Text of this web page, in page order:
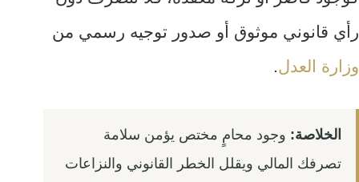
رأي قانوني موثوق أو صدور توجيه رسمي من
وزارة العدل.
الخلاصة: وجود محامٍ مختص يؤمن سلامة
تصرفك المالي ويقلل الخطر القانوني والنزاعات